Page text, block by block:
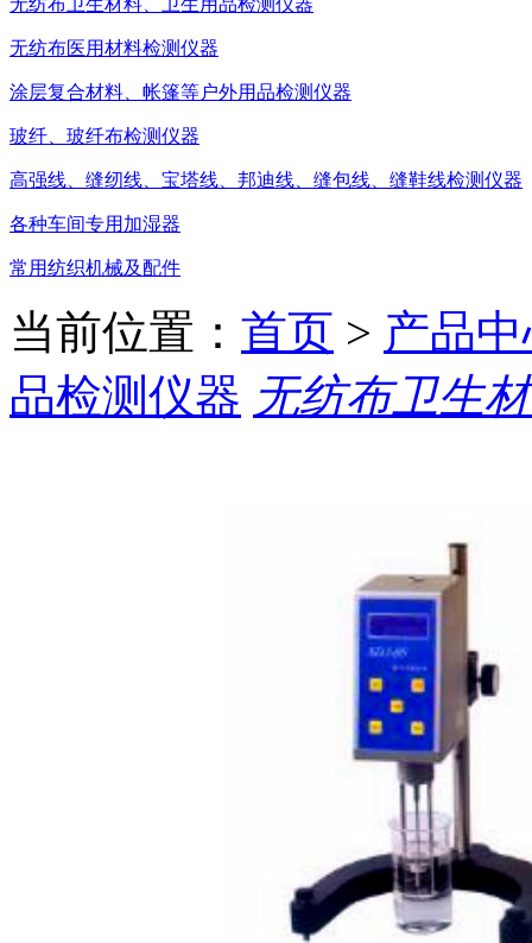
无纺布医用材料检测仪器
涂层复合材料、帐篷等户外用品检测仪器
玻纤、玻纤布检测仪器
高强线、缝纫线、宝塔线、邦迪线、缝包线、缝鞋线检测仪器
各种车间专用加湿器
常用纺织机械及配件
当前位置： 首页 > 产品
品检测仪器 无纺布卫生